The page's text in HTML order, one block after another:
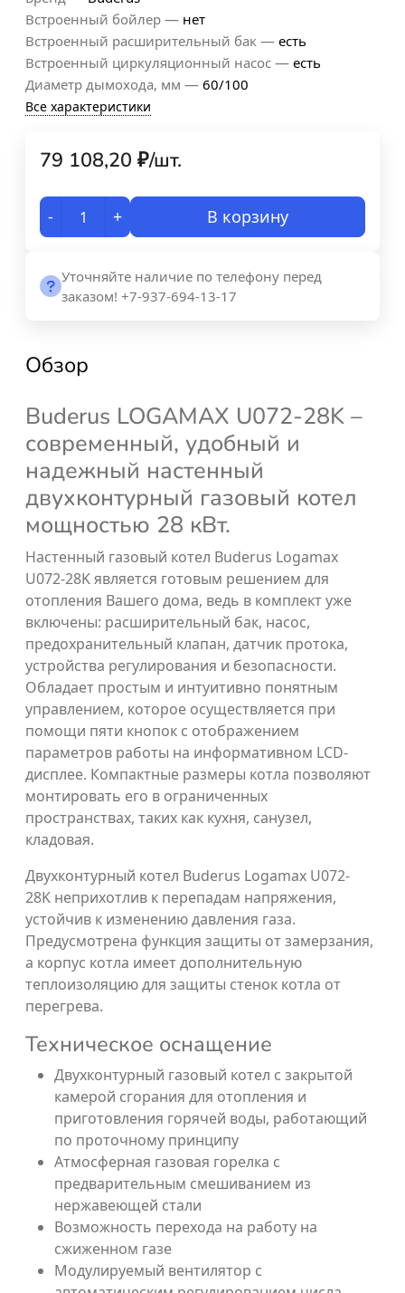
Встроенный бойлер — нет
Встроенный расширительный бак — есть
Встроенный циркуляционный насос — есть
Диаметр дымохода, мм — 60/100
Все характеристики
79 108,20 ₽/шт.
- + В корзину
Уточняйте наличие по телефону перед
заказом! +7-937-694-13-17
Обзор
Buderus LOGAMAX U072-28K –
современный, удобный и
надежный настенный
двухконтурный газовый котел
мощностью 28 кВт.
Настенный газовый котел Buderus Logamax
U072-28K является готовым решением для
отопления Вашего дома, ведь в комплект уже
включены: расширительный бак, насос,
предохранительный клапан, датчик протока,
устройства регулирования и безопасности.
Обладает простым и интуитивно понятным
управлением, которое осуществляется при
помощи пяти кнопок с отображением
параметров работы на информативном LCD-
дисплее. Компактные размеры котла позволяют
монтировать его в ограниченных
пространствах, таких как кухня, санузел,
кладовая.
Двухконтурный котел Buderus Logamax U072-
28K неприхотлив к перепадам напряжения,
устойчив к изменению давления газа.
Предусмотрена функция защиты от замерзания,
а корпус котла имеет дополнительную
теплоизоляцию для защиты стенок котла от
перегрева.
Техническое оснащение
Двухконтурный газовый котел с закрытой
камерой сгорания для отопления и
приготовления горячей воды, работающий
по проточному принципу
Атмосферная газовая горелка с
предварительным смешиванием из
нержавеющей стали
Возможность перехода на работу на
сжиженном газе
Модулируемый вентилятор с